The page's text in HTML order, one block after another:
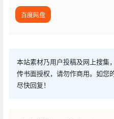
百度网盘
本站素材乃用户投稿及网上搜集
传书面授权，请勿作商用。如您
尽快回复！